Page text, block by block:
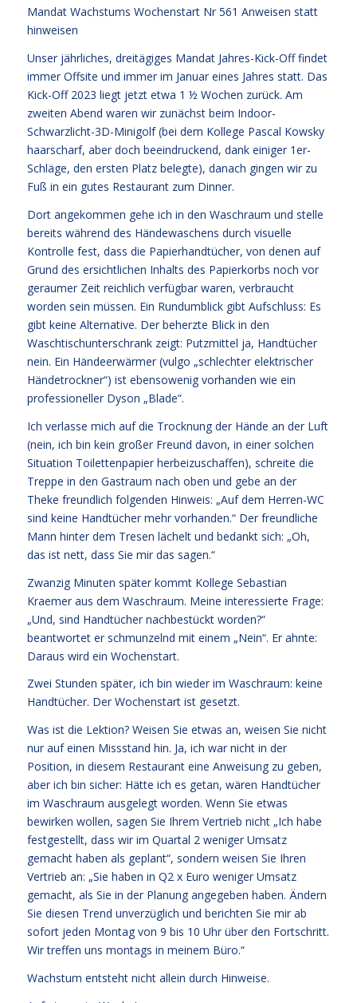
Mandat Wachstums Wochenstart Nr 561 Anweisen statt
hinweisen
Unser jährliches, dreitägiges Mandat Jahres-Kick-Off findet
immer Offsite und immer im Januar eines Jahres statt. Das
Kick-Off 2023 liegt jetzt etwa 1 ½ Wochen zurück. Am
zweiten Abend waren wir zunächst beim Indoor-
Schwarzlicht-3D-Minigolf (bei dem Kollege Pascal Kowsky
haarscharf, aber doch beeindruckend, dank einiger 1er-
Schläge, den ersten Platz belegte), danach gingen wir zu
Fuß in ein gutes Restaurant zum Dinner.
Dort angekommen gehe ich in den Waschraum und stelle
bereits während des Händewaschens durch visuelle
Kontrolle fest, dass die Papierhandtücher, von denen auf
Grund des ersichtlichen Inhalts des Papierkorbs noch vor
geraumer Zeit reichlich verfügbar waren, verbraucht
worden sein müssen. Ein Rundumblick gibt Aufschluss: Es
gibt keine Alternative. Der beherzte Blick in den
Waschtischunterschrank zeigt: Putzmittel ja, Handtücher
nein. Ein Händeerwärmer (vulgo „schlechter elektrischer
Händetrockner“) ist ebensowenig vorhanden wie ein
professioneller Dyson „Blade“.
Ich verlasse mich auf die Trocknung der Hände an der Luft
(nein, ich bin kein großer Freund davon, in einer solchen
Situation Toilettenpapier herbeizuschaffen), schreite die
Treppe in den Gastraum nach oben und gebe an der
Theke freundlich folgenden Hinweis: „Auf dem Herren-WC
sind keine Handtücher mehr vorhanden.“ Der freundliche
Mann hinter dem Tresen lächelt und bedankt sich: „Oh,
das ist nett, dass Sie mir das sagen.“
Zwanzig Minuten später kommt Kollege Sebastian
Kraemer aus dem Waschraum. Meine interessierte Frage:
„Und, sind Handtücher nachbestückt worden?“
beantwortet er schmunzelnd mit einem „Nein“. Er ahnte:
Daraus wird ein Wochenstart.
Zwei Stunden später, ich bin wieder im Waschraum: keine
Handtücher. Der Wochenstart ist gesetzt.
Was ist die Lektion? Weisen Sie etwas an, weisen Sie nicht
nur auf einen Missstand hin. Ja, ich war nicht in der
Position, in diesem Restaurant eine Anweisung zu geben,
aber ich bin sicher: Hätte ich es getan, wären Handtücher
im Waschraum ausgelegt worden. Wenn Sie etwas
bewirken wollen, sagen Sie Ihrem Vertrieb nicht „Ich habe
festgestellt, dass wir im Quartal 2 weniger Umsatz
gemacht haben als geplant“, sondern weisen Sie Ihren
Vertrieb an: „Sie haben in Q2 x Euro weniger Umsatz
gemacht, als Sie in der Planung angegeben haben. Ändern
Sie diesen Trend unverzüglich und berichten Sie mir ab
sofort jeden Montag von 9 bis 10 Uhr über den Fortschritt.
Wir treffen uns montags in meinem Büro.“
Wachstum entsteht nicht allein durch Hinweise.